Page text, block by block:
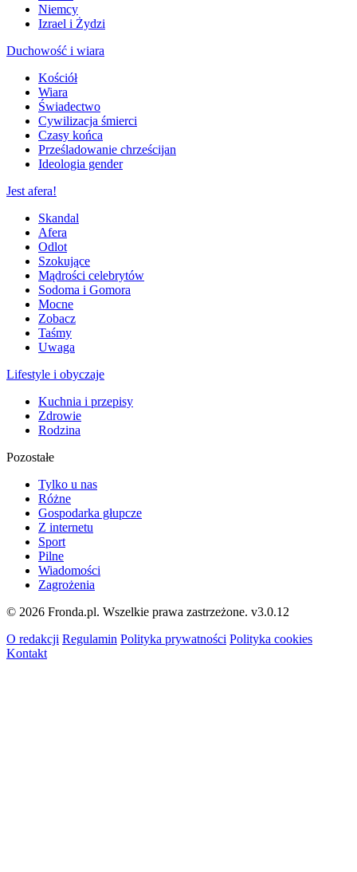
Niemcy
Izrael i Żydzi
Duchowość i wiara
Kościół
Wiara
Świadectwo
Cywilizacja śmierci
Czasy końca
Prześladowanie chrześcijan
Ideologia gender
Jest afera!
Skandal
Afera
Odlot
Szokujące
Mądrości celebrytów
Sodoma i Gomora
Mocne
Zobacz
Taśmy
Uwaga
Lifestyle i obyczaje
Kuchnia i przepisy
Zdrowie
Rodzina
Pozostałe
Tylko u nas
Różne
Gospodarka głupcze
Z internetu
Sport
Pilne
Wiadomości
Zagrożenia
© 2026 Fronda.pl. Wszelkie prawa zastrzeżone. v3.0.12
O redakcji Regulamin Polityka prywatności Polityka cookies
Kontakt